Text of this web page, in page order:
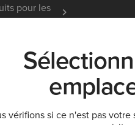
pour les
NOUVEAUTÉS &
GUIDES BLOG
vérifions si ce n'est pas